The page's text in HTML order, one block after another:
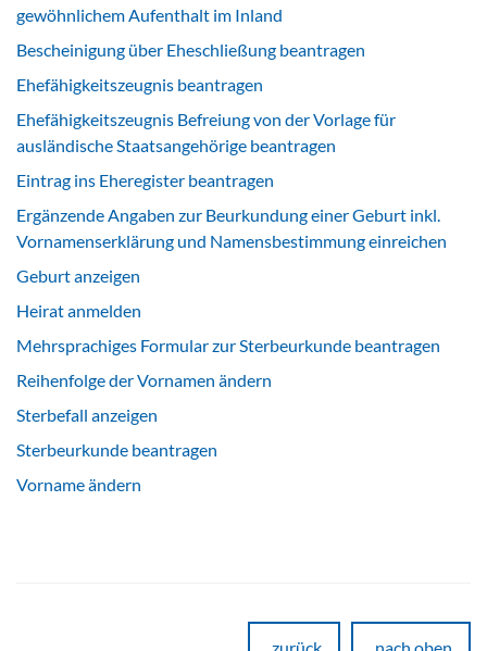
gewöhnlichem Aufenthalt im Inland
Bescheinigung über Eheschließung beantragen
Ehefähigkeitszeugnis beantragen
Ehefähigkeitszeugnis Befreiung von der Vorlage für
ausländische Staatsangehörige beantragen
Eintrag ins Eheregister beantragen
Ergänzende Angaben zur Beurkundung einer Geburt inkl.
Vornamenserklärung und Namensbestimmung einreichen
Geburt anzeigen
Heirat anmelden
Mehrsprachiges Formular zur Sterbeurkunde beantragen
Reihenfolge der Vornamen ändern
Sterbefall anzeigen
Sterbeurkunde beantragen
Vorname ändern
zurück nach oben